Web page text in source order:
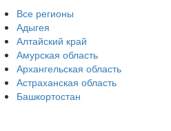
Все регионы
Адыгея
Алтайский край
Амурская область
Архангельская область
Астраханская область
Башкортостан